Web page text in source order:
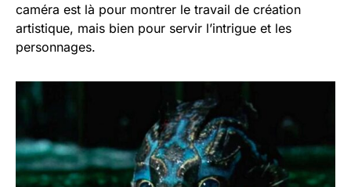
caméra est là pour montrer le travail de création
artistique, mais bien pour servir l’intrigue et les
personnages.